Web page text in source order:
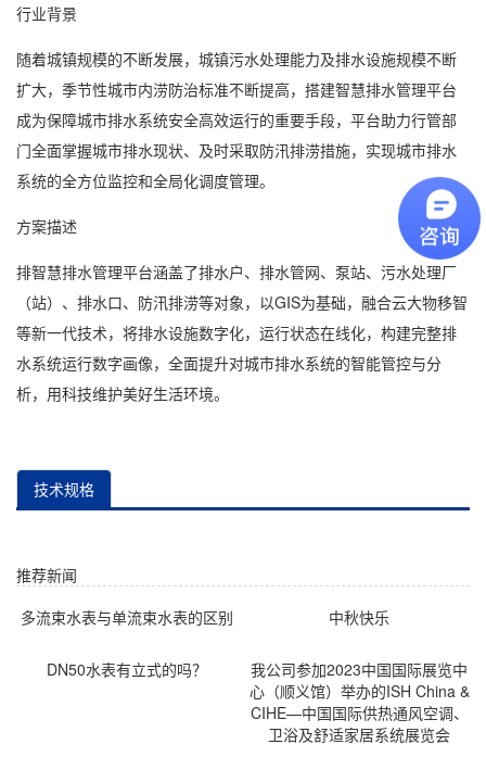
行业背景
随着城镇规模的不断发展，城镇污水处理能力及排水设施规模不断
扩大，季节性城市内涝防治标准不断提高，搭建智慧排水管理平台
成为保障城市排水系统安全高效运行的重要手段，平台助力行管部
门全面掌握城市排水现状、及时采取防汛排涝措施，实现城市排水
系统的全方位监控和全局化调度管理。
方案描述
排智慧排水管理平台涵盖了排水户、排水管网、泵站、污水处理厂
（站）、排水口、防汛排涝等对象，以GIS为基础，融合云大物移智
等新一代技术，将排水设施数字化，运行状态在线化，构建完整排
水系统运行数字画像，全面提升对城市排水系统的智能管控与分
析，用科技维护美好生活环境。
技术规格
推荐新闻
多流束水表与单流束水表的区别
中秋快乐
DN50水表有立式的吗？
我公司参加2023中国国际展览中
心（顺义馆）举办的ISH China &
CIHE—中国国际供热通风空调、
卫浴及舒适家居系统展览会